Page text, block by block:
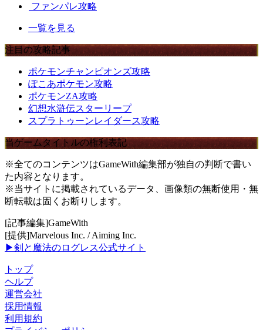
ファンパレ攻略
一覧を見る
注目の攻略記事
ポケモンチャンピオンズ攻略
ぽこあポケモン攻略
ポケモンZA攻略
幻想水滸伝スターリープ
スプラトゥーンレイダース攻略
当ゲームタイトルの権利表記
※全てのコンテンツはGameWith編集部が独自の判断で書い
た内容となります。
※当サイトに掲載されているデータ、画像類の無断使用・無
断転載は固くお断りします。
[記事編集]GameWith
[提供]Marvelous Inc. / Aiming Inc.
▶剣と魔法のログレス公式サイト
トップ
ヘルプ
運営会社
採用情報
利用規約